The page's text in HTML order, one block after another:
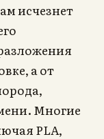
исчезнет
а от
Многие
PLA,